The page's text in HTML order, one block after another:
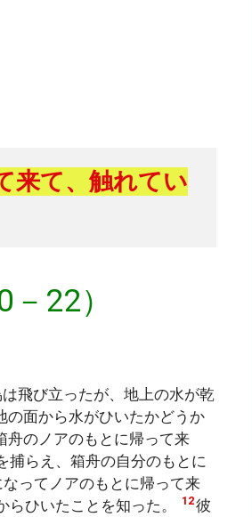
来て、触れてい
22）
飛び立ったが、地上の水が乾
の面から水がひいたかどうか
舟のノアのもとに帰って来
捕らえ、箱舟の自分のもとに
ってノアのもとに帰って来
ひいたことを知った。
12彼